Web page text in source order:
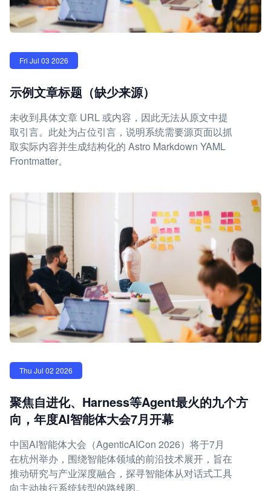
Fri Jul 03 2026
示例文章标题（缺少来源）
未收到具体文章 URL 或内容，因此无法从原文中提
取引言。此处为占位引言，说明系统需要源页面以抓
取实际内容并生成结构化的 Astro Markdown YAML
Frontmatter。
Thu Jul 02 2026
聚焦自进化、Harness等Agent最火的九个方
向，年度AI智能体大会7月开幕
中国AI智能体大会（AgenticAICon 2026）将于7月
在杭州举办，围绕智能体领域的前沿技术展开，旨在
推动研究与产业深度融合，探寻智能体从对话式工具
向主动执行系统转型的路线图。